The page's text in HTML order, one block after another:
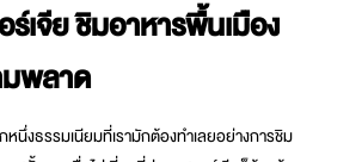
ร์เจีย ชิมอาหารพื้นเมือง
มพลาด
หนึ่งธรรมเนียมที่เรามักต้องทำเลยอย่างการชิม